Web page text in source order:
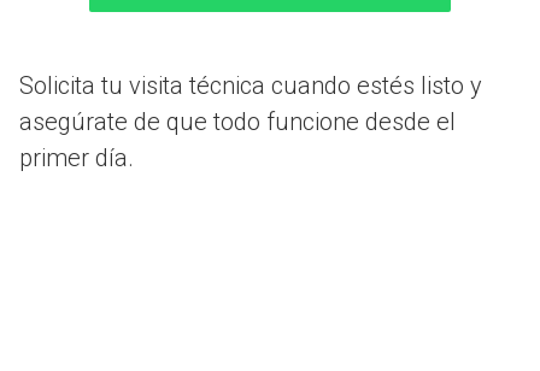
Solicita tu visita técnica cuando estés listo y
asegúrate de que todo funcione desde el
primer día.